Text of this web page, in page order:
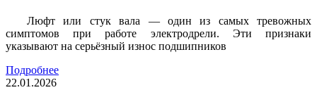
Люфт или стук вала — один из самых тревожных
симптомов при работе электродрели. Эти признаки
указывают на серьёзный износ подшипников
Подробнее
22.01.2026